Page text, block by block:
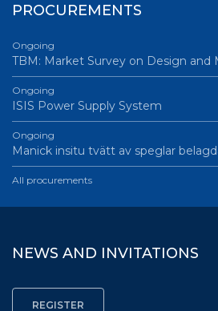
PROCUREMENTS
Ongoing
TBM: Market Survey on Design and
Ongoing
ISIS Power Supply System
Ongoing
Manick insitu tvätt av speglar
All procurements
NEWS AND INVITATIONS